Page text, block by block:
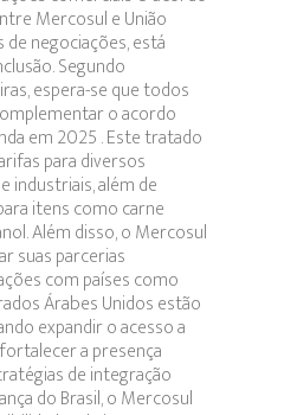
Mercosul e União
de negociações, está
Segundo
espera-se que todos
o acordo
em 2025 . Este tratado
para diversos
industriais, além de
itens como carne
Além disso, o Mercosul
suas parcerias
com países como
Árabes Unidos estão
expandir o acesso a
a presença
de integração
do Brasil, o Mercosul